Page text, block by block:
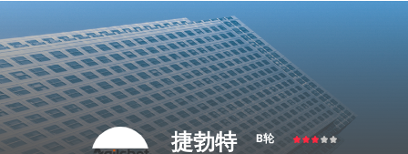
捷勃特 B轮